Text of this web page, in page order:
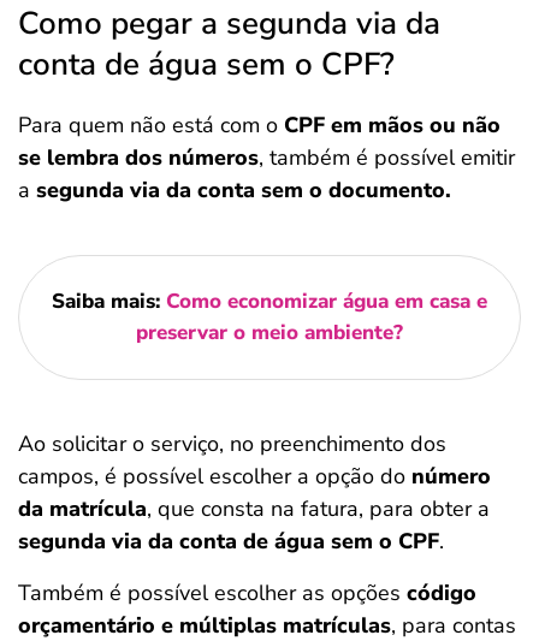
Como pegar a segunda via da
conta de água sem o CPF?
Para quem não está com o CPF em mãos ou não
se lembra dos números, também é possível emitir
a segunda via da conta sem o documento.
Saiba mais: Como economizar água em casa e
preservar o meio ambiente?
Ao solicitar o serviço, no preenchimento dos
campos, é possível escolher a opção do número
da matrícula, que consta na fatura, para obter a
segunda via da conta de água sem o CPF.
Também é possível escolher as opções código
orçamentário e múltiplas matrículas, para contas